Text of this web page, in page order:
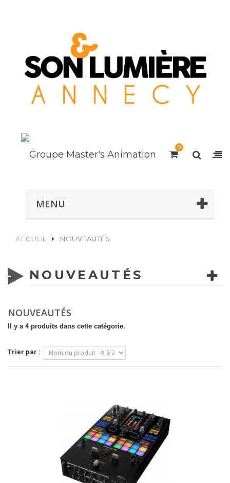
0
MENU
ACCUEIL NOUVEAUTÉS
NOUVEAUTÉS
NOUVEAUTÉS
Il y a 4 produits dans cette catégorie.
Trier par :